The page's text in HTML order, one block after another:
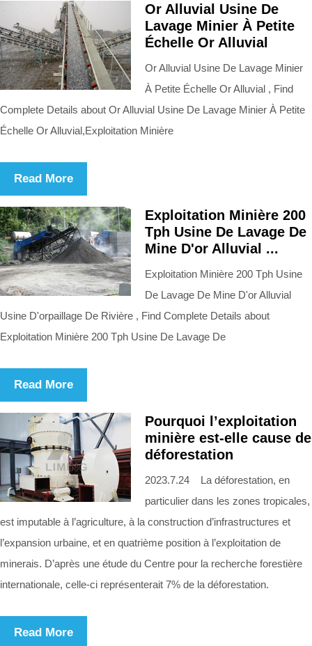
Or Alluvial Usine De
Lavage Minier À Petite
Échelle Or Alluvial
Or Alluvial Usine De Lavage Minier
À Petite Échelle Or Alluvial , Find
Complete Details about Or Alluvial Usine De Lavage Minier À Petite
Échelle Or Alluvial,Exploitation Minière
Read More
Exploitation Minière 200
Tph Usine De Lavage De
Mine D'or Alluvial ...
Exploitation Minière 200 Tph Usine
De Lavage De Mine D'or Alluvial
Usine D'orpaillage De Rivière , Find Complete Details about
Exploitation Minière 200 Tph Usine De Lavage De
Read More
Pourquoi l’exploitation
minière est-elle cause de
déforestation
2023.7.24 La déforestation, en
particulier dans les zones tropicales,
est imputable à l’agriculture, à la construction d’infrastructures et
l’expansion urbaine, et en quatrième position à l’exploitation de
minerais. D’après une étude du Centre pour la recherche forestière
internationale, celle-ci représenterait 7% de la déforestation.
Read More